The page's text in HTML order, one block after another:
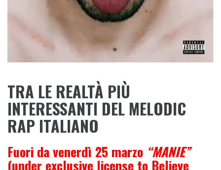
TRA LE REALTÀ PIÙ
INTERESSANTI DEL MELODIC
RAP ITALIANO
Fuori da venerdì 25 marzo “MANIE”
(under exclusive license to Believe